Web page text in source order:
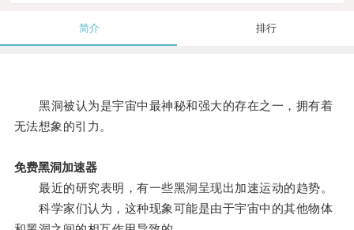
简介 排行
黑洞被认为是宇宙中最神秘和强大的存在之一，拥有着
无法想象的引力。
免费黑洞加速器
最近的研究表明，有一些黑洞呈现出加速运动的趋势。
科学家们认为，这种现象可能是由于宇宙中的其他物体